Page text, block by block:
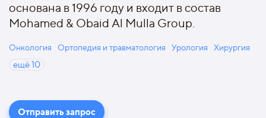
основана в 1996 году и входит в состав
Mohamed & Obaid Al Mulla Group.
Онкология Ортопедия и травматология Урология Хирургия
ещё10
Отправить запрос